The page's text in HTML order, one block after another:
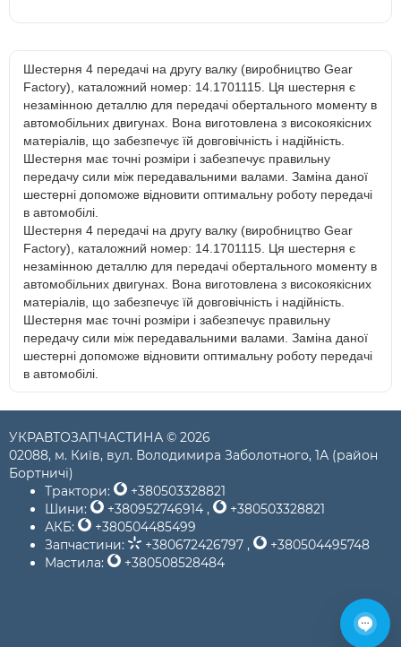
Шестерня 4 передачі на другу валку (виробництво Gear
Factory), каталожний номер: 14.1701115. Ця шестерня є
незамінною деталлю для передачі обертального моменту в
автомобільних двигунах. Вона виготовлена з високоякісних
матеріалів, що забезпечує їй довговічність і надійність.
Шестерня має точні розміри і забезпечує правильну
передачу сили між передавальними валами. Заміна даної
шестерні допоможе відновити оптимальну роботу передачі
в автомобілі.
Шестерня 4 передачі на другу валку (виробництво Gear
Factory), каталожний номер: 14.1701115. Ця шестерня є
незамінною деталлю для передачі обертального моменту в
автомобільних двигунах. Вона виготовлена з високоякісних
матеріалів, що забезпечує їй довговічність і надійність.
Шестерня має точні розміри і забезпечує правильну
передачу сили між передавальними валами. Заміна даної
шестерні допоможе відновити оптимальну роботу передачі
в автомобілі.
УКРАВТОЗАПЧАСТИНА © 2026
02088, м. Київ, вул. Володимира Заболотного, 1А (район
Бортничі)
Трактори:
+380503328821
Шини:
+380952746914 ,
+380503328821
АКБ:
+380504485499
Запчастини:
+380672426797 ,
+380504495748
Мастила:
+380508528484